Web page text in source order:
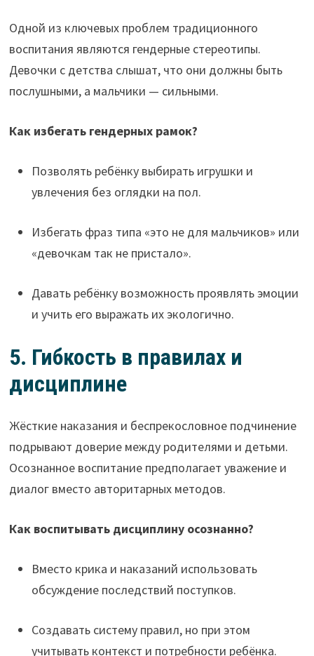
Одной из ключевых проблем традиционного
воспитания являются гендерные стереотипы.
Девочки с детства слышат, что они должны быть
послушными, а мальчики — сильными.
Как избегать гендерных рамок?
Позволять ребёнку выбирать игрушки и
увлечения без оглядки на пол.
Избегать фраз типа «это не для мальчиков» или
«девочкам так не пристало».
Давать ребёнку возможность проявлять эмоции
и учить его выражать их экологично.
5. Гибкость в правилах и
дисциплине
Жёсткие наказания и беспрекословное подчинение
подрывают доверие между родителями и детьми.
Осознанное воспитание предполагает уважение и
диалог вместо авторитарных методов.
Как воспитывать дисциплину осознанно?
Вместо крика и наказаний использовать
обсуждение последствий поступков.
Создавать систему правил, но при этом
учитывать контекст и потребности ребёнка.